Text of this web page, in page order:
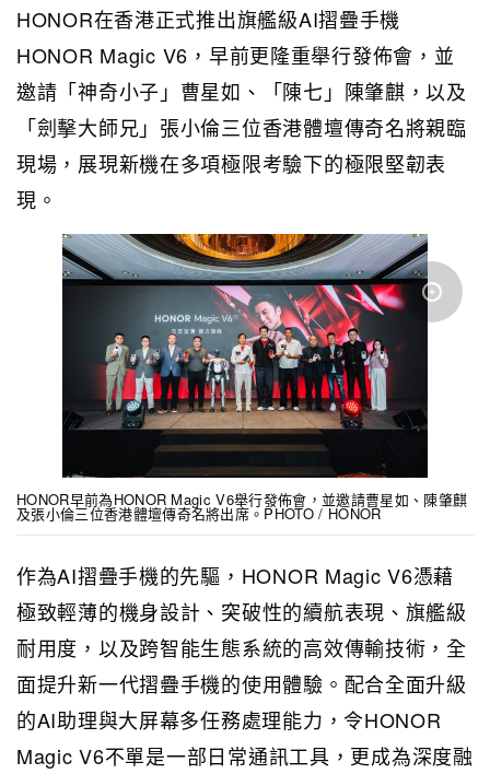
HONOR在香港正式推出旗艦級AI摺疊手機
HONOR Magic V6，早前更隆重舉行發佈會，並
邀請「神奇小子」曹星如、「陳七」陳肇麒，以及
「劍擊大師兄」張小倫三位香港體壇傳奇名將親臨
現場，展現新機在多項極限考驗下的極限堅韌表
現。
HONOR早前為HONOR Magic V6舉行發佈會，並邀請曹星如、陳肇麒
及張小倫三位香港體壇傳奇名將出席。PHOTO / HONOR
作為AI摺疊手機的先驅，HONOR Magic V6憑藉
極致輕薄的機身設計、突破性的續航表現、旗艦級
耐用度，以及跨智能生態系統的高效傳輸技術，全
面提升新一代摺疊手機的使用體驗。配合全面升級
的AI助理與大屏幕多任務處理能力，令HONOR
Magic V6不單是一部日常通訊工具，更成為深度融